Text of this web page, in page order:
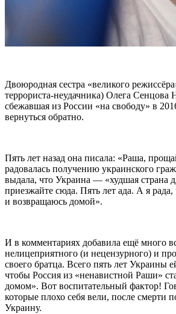
Двоюродная сестра «великого
террориста-неудачника) Олега Сенцова
сбежавшая из России «на свободу» в
вернуться обратно.
Пять лет назад она писала: «Раша,
радовалась получению украинского
выдала, что Украина — «худшая страна
приезжайте сюда. Пять лет ада. А я
и возвращаюсь домой».
И в комментариях добавила ещё много
нелицеприятного (и нецензурного) и
своего братца. Всего пять лет Украины
чтобы Россия из «ненавистной Раши»
домом». Вот воспитательный фактор!
которые плохо себя вели, после смерти
Украину.